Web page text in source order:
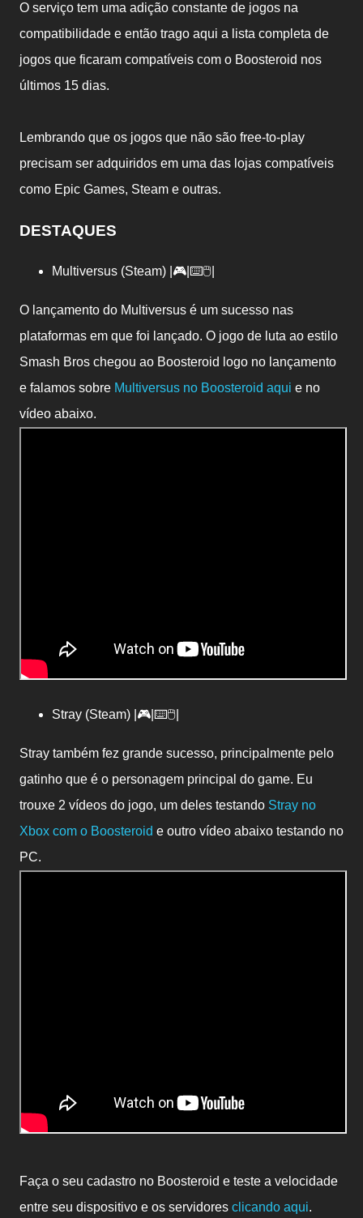
O serviço tem uma adição constante de jogos na
compatibilidade e então trago aqui a lista completa de
jogos que ficaram compatíveis com o Boosteroid nos
últimos 15 dias.
Lembrando que os jogos que não são free-to-play
precisam ser adquiridos em uma das lojas compatíveis
como Epic Games, Steam e outras.
DESTAQUES
Multiversus (Steam) |🎮|⌨️🖱️|
O lançamento do Multiversus é um sucesso nas
plataformas em que foi lançado. O jogo de luta ao estilo
Smash Bros chegou ao Boosteroid logo no lançamento
e falamos sobre Multiversus no Boosteroid aqui e no
vídeo abaixo.
Stray (Steam) |🎮|⌨️🖱️|
Stray também fez grande sucesso, principalmente pelo
gatinho que é o personagem principal do game. Eu
trouxe 2 vídeos do jogo, um deles testando Stray no
Xbox com o Boosteroid e outro vídeo abaixo testando no
PC.
Faça o seu cadastro no Boosteroid e teste a velocidade
entre seu dispositivo e os servidores clicando aqui.